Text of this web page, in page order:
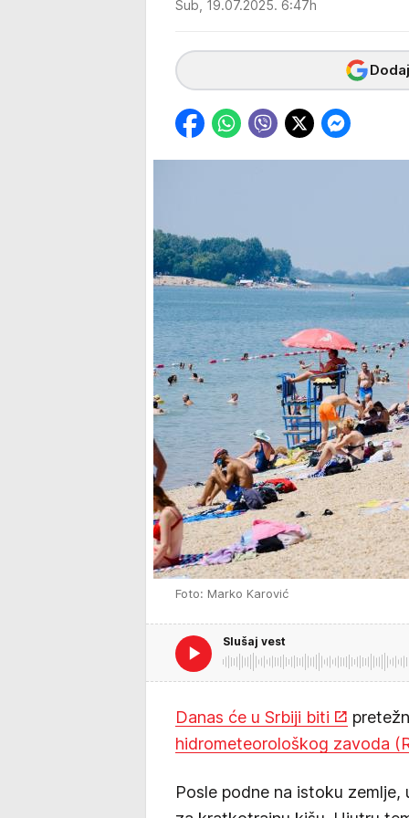
Sub, 19.07.2025. 6:47h
Foto: Marko Karović
Slušaj vest
Danas će u Srbiji biti
hidrometeorološkog zavoda
Posle podne na istoku